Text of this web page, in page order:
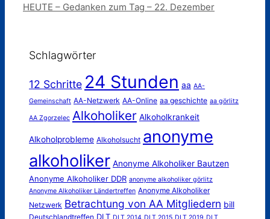
HEUTE – Gedanken zum Tag – 22. Dezember
Schlagwörter
12 Schritte 24 Stunden aa AA-
Gemeinschaft AA-Netzwerk AA-Online aa geschichte aa görlitz
AA Zgorzelec Alkoholiker Alkoholkrankeit
Alkoholprobleme Alkoholsucht anonyme
alkoholiker Anonyme Alkoholiker Bautzen
Anonyme Alkoholiker DDR anonyme alkoholiker görlitz
Anonyme Alkoholiker Ländertreffen Anonyme Alkoholiker
Netzwerk Betrachtung von AA Mitgliedern bill
Deutschlandtreffen DLT DLT 2014 DLT 2015 DLT 2019 DLT